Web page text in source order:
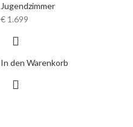
Jugendzimmer
€ 1.699
In den Warenkorb